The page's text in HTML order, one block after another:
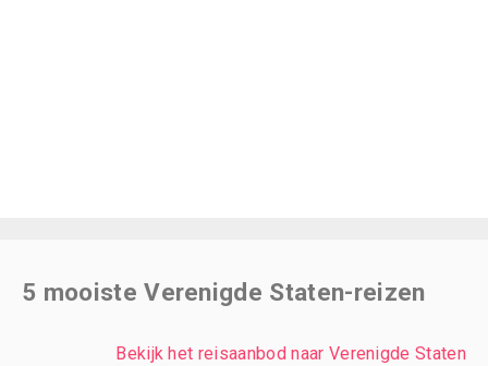
5 mooiste Verenigde Staten-reizen
Bekijk het reisaanbod naar Verenigde Staten